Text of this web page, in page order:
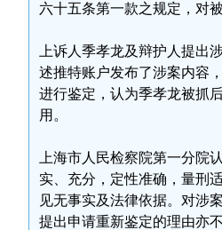
六十五条第一款之规定，对
上诉人季孝龙及辩护人提出
述推特账户发布了涉案内容
进行鉴定，认为季孝龙被抓
用。
上海市人民检察院第一分院
实、充分，定性准确，量刑
见无事实及法律依据。对涉
提出申请重新鉴定的理由亦